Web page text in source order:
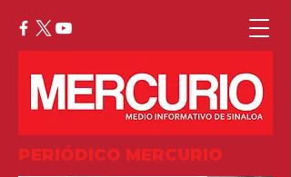
PERIÓDICO MERCURIO